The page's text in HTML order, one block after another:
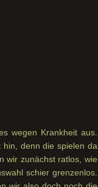
wegen Krankheit aus.
denn die spielen da
wir zunächst ratlos, wie
schier grenzenlos.